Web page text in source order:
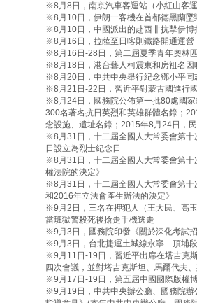
※8月8日，南京汽車客運站（小紅山客
※8月10日，伊朗一客機在首都德黑蘭墜
※8月10日，中國派出的赴西非抗擊伊博
※8月16日，拉薩至日喀則鐵路開通運營
※8月16日-28日，第二屆夏季青年奧林
※8月18日，港台藝人柯震東和房祖名因
※8月20日，中共中央舉行紀念鄧小平同
※8月21日-22日，習近平對蒙古國進行
※8月24日，國務院公佈第一批80處國
300名著名抗日英烈和英雄群體名錄；
念設施、遺址名錄；2015年8月24日，
※8月31日，十二屆全國人大常委會第
日設立為烈士紀念日
※8月31日，十二屆全國人大常委會第十
權法院的決定》
※8月31日，十二屆全國人大常委會第十
和2016年立法會產生辦法的決定》
※9月2日，三名在押犯人（王大民、高
當班獄警殺死後搶走手機逃走
※9月3日，國務院印發《關於深化考試招
※9月3日，台北捷運土城線永寧—頂埔
※9月11日-19日，習近平出席在塔吉克
四次會議，並對塔吉克斯坦、馬爾代夫
※9月17日-19日，第五屆中國國際版權
※9月19日，中共中央辦公廳、國務院辦